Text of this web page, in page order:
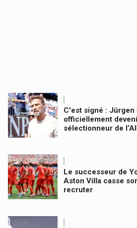
C'est signé : Jürgen
officiellement
sélectionneur de
Le successeur de
Aston Villa casse
recruter